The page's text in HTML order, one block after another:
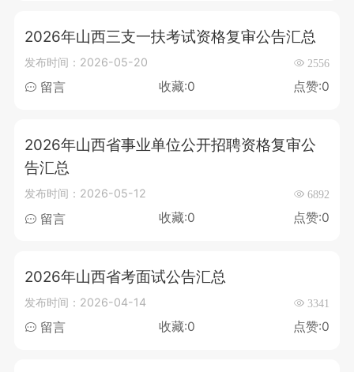
2026年山西三支一扶考试资格复审公告汇总
发布时间：2026-05-20 2556
留言 收藏:0 点赞:0
2026年山西省事业单位公开招聘资格复审公
告汇总
发布时间：2026-05-12 6892
留言 收藏:0 点赞:0
2026年山西省考面试公告汇总
发布时间：2026-04-14 3341
留言 收藏:0 点赞:0